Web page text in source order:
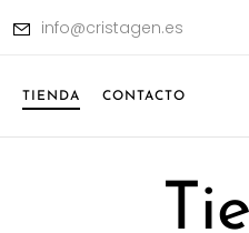
info@cristagen.es
TIENDA CONTACTO